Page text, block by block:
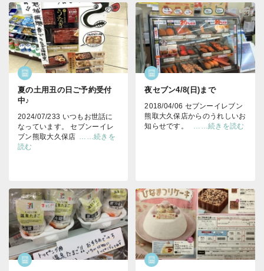
夏の土用丑の日ご予約受付
中♪
2024/07/233 いつもお世話に
なっています。 セブンーイレ
ブン熊取大久保店 ……続きを
読む
夜セブン4/8(日)まで
2018/04/06 セブンーイレブン
熊取大久保店からのうれしいお
知らせです。
……続きを読む